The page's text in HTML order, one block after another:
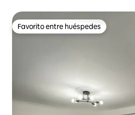
Favorito entre huéspedes
Favorito entre huéspedes